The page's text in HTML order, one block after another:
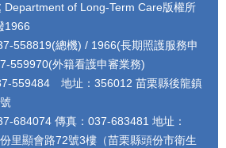
Department of Long-Term Care版權所
1966
558819(總機) / 1966(長期照護服務申
559970(外籍看護申審業務)
地址：356012 苗栗縣後龍鎮
684074 傳真：037-683481 地址：
里顯會路72號3樓（苗栗縣頭份市衛生